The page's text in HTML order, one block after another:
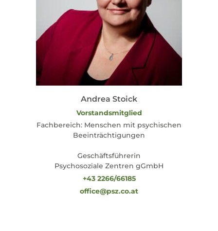
Andrea Stoick
Vorstandsmitglied
Fachbereich: Menschen mit psychischen
Beeinträchtigungen
Geschäftsführerin
Psychosoziale Zentren gGmbH
+43 2266/66185
office@psz.co.at